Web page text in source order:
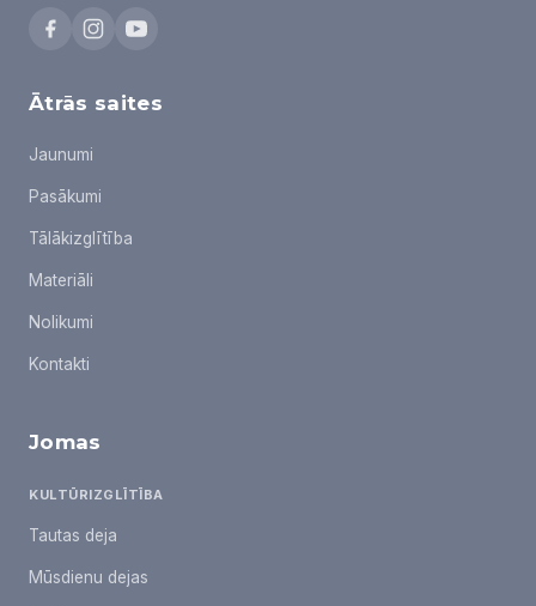
Ātrās saites
Jaunumi
Pasākumi
Tālākizglītība
Materiāli
Nolikumi
Kontakti
Jomas
KULTŪRIZGLĪTĪBA
Tautas deja
Mūsdienu dejas